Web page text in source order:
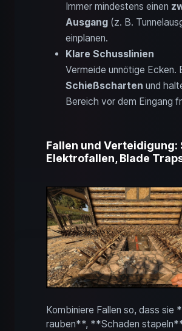
Immer mindestens einen
Ausgang (z. B.
einplanen.
Klare Schusslinien
Vermeide unnötige Ecken.
Schießscharten und
Bereich vor dem Eingang
Fallen und Verteidigung:
Elektrofallen, Blade
Kombiniere Fallen so, dass sie
rauben**, **Schaden